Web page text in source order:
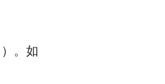
）。如